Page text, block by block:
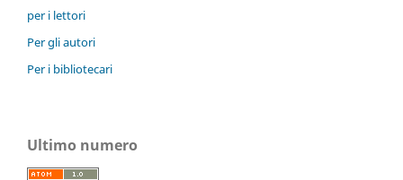
per i lettori
Per gli autori
Per i bibliotecari
Ultimo numero